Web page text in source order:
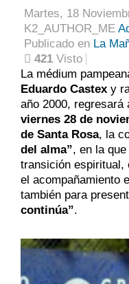
Martes, 18
K2_AUTHOR_ME
Publicado en La
421 Visto
La médium
Eduardo Castex y
año 2000, regresará
viernes 28 de
de Santa Rosa, la
del alma”, en la
transición espiritual,
el acompañamiento
también para
continúa”.